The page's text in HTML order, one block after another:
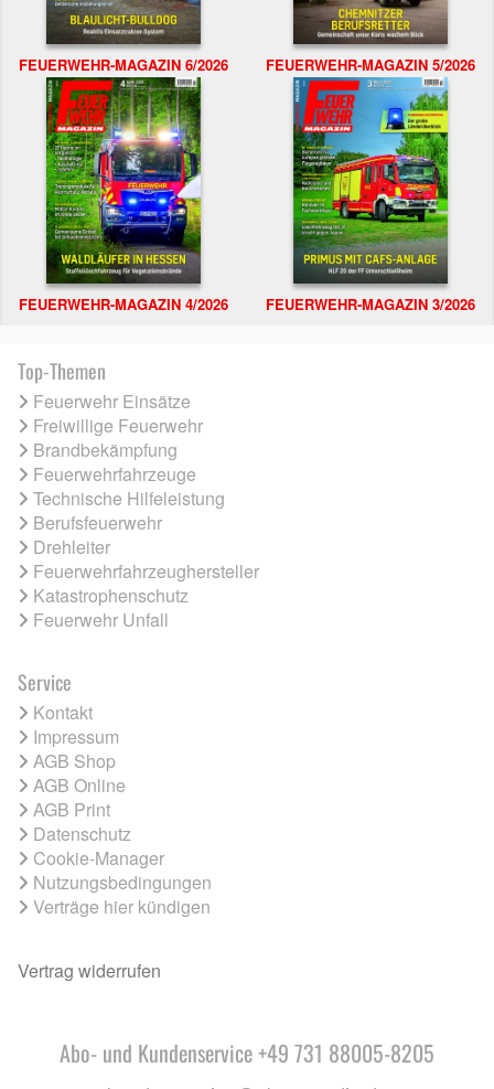
FEUERWEHR-MAGAZIN 6/2026 FEUERWEHR-MAGAZIN 5/2026
FEUERWEHR-MAGAZIN 4/2026 FEUERWEHR-MAGAZIN 3/2026
Top-Themen
Feuerwehr Einsätze
Freiwillige Feuerwehr
Brandbekämpfung
Feuerwehrfahrzeuge
Technische Hilfeleistung
Berufsfeuerwehr
Drehleiter
Feuerwehrfahrzeughersteller
Katastrophenschutz
Feuerwehr Unfall
Service
Kontakt
Impressum
AGB Shop
AGB Online
AGB Print
Datenschutz
Cookie-Manager
Nutzungsbedingungen
Verträge hier kündigen
Vertrag widerrufen
Abo- und Kundenservice +49 731 88005-8205